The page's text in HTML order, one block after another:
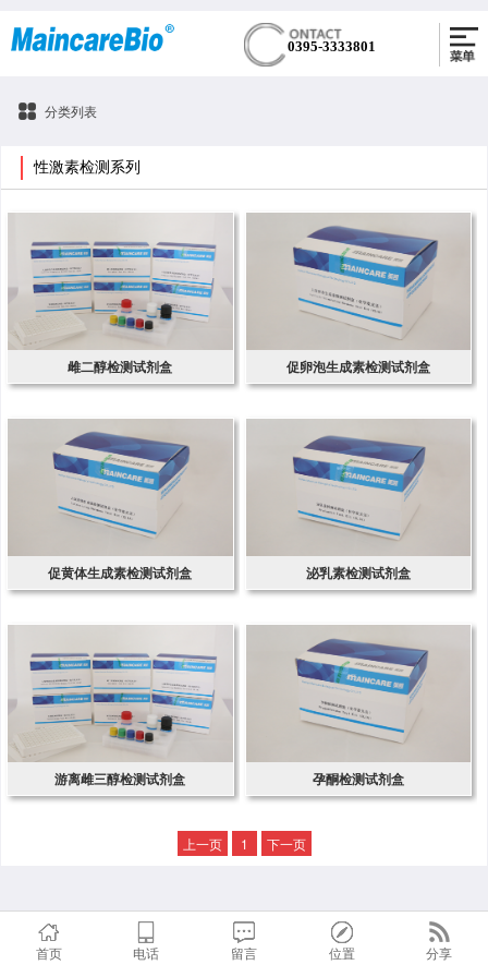
0395-3333801
分类列表
性激素检测系列
雌二醇检测试剂盒 促卵泡生成素检测试剂盒
促黄体生成素检测试剂盒 泌乳素检测试剂盒
游离雌三醇检测试剂盒 孕酮检测试剂盒
上一页 1 下一页
首页 电话 留言 位置 分享